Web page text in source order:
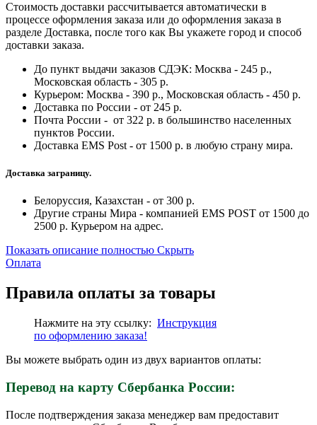
Стоимость доставки рассчитывается автоматически в
процессе оформления заказа или до оформления заказа в
разделе Доставка, после того как Вы укажете город и способ
доставки заказа.
До пункт выдачи заказов СДЭК: Москва - 245 р.,
Московская область - 305 р.
Курьером: Москва - 390 р., Московская область - 450 р.
Доставка по России - от 245 р.
Почта России - от 322 р. в большинство населенных
пунктов России.
Доставка EMS Post - от 1500 р. в любую страну мира.
Доставка заграницу.
Белоруссия, Казахстан - от 300 р.
Другие страны Мира - компанией EMS POST от 1500 до
2500 р. Курьером на адрес.
Показать описание полностью Скрыть
Оплата
Правила оплаты за товары
Нажмите на эту ссылку: Инструкция
по оформлению заказа!
Вы можете выбрать один из двух вариантов оплаты:
Перевод на карту Сбербанка России:
После подтверждения заказа менеджер вам предоставит